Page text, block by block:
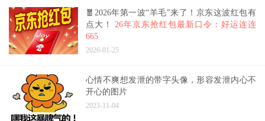
🧧2026年第一波“羊毛”来了！京东这波红包有
点大！ 26年京东抢红包最新口令：好运连连
665
2026-01-25
心情不爽想发泄的带字头像，形容发泄内心不
开心的图片
2023-11-04